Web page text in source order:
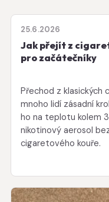
25.6.2026
Jak přejít z
pro začátečníky
Přechod z klasických
mnoho lidí zásadní
ho na teplotu kolem
nikotinový aerosol
cigaretového kouře.